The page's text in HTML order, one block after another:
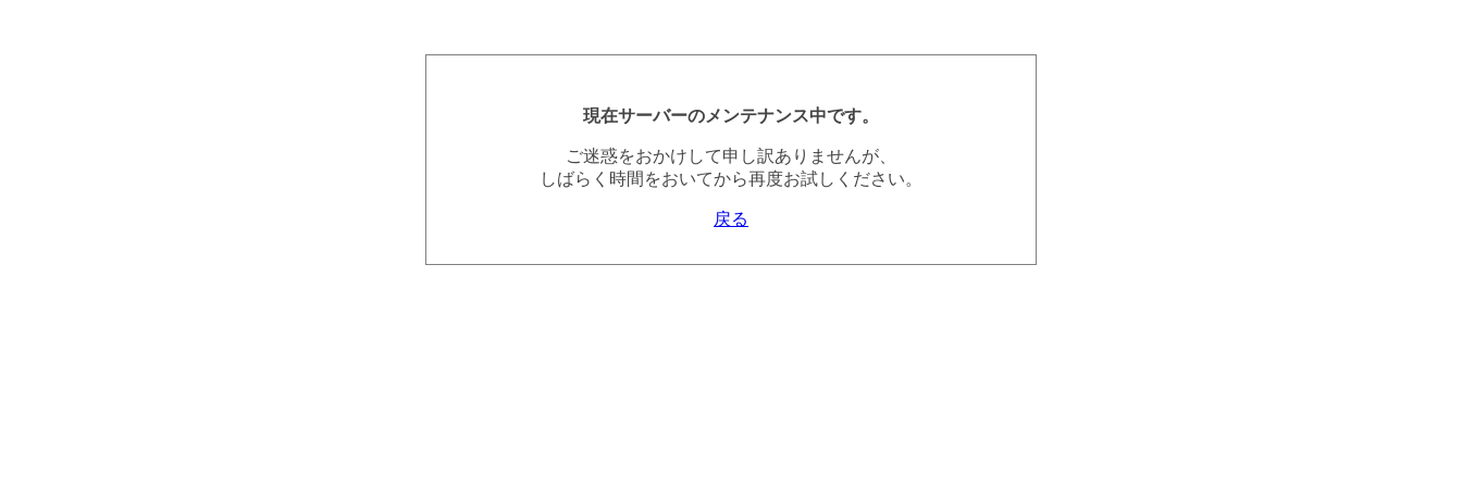
現在サーバーのメンテナンス中です。
ご迷惑をおかけして申し訳ありませんが、
しばらく時間をおいてから再度お試しください。
戻る